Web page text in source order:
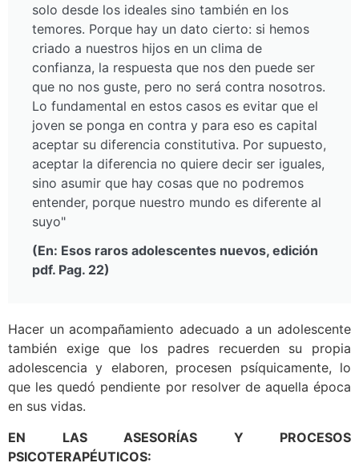
solo desde los ideales sino también en los
temores. Porque hay un dato cierto: si hemos
criado a nuestros hijos en un clima de
confianza, la respuesta que nos den puede ser
que no nos guste, pero no será contra nosotros.
Lo fundamental en estos casos es evitar que el
joven se ponga en contra y para eso es capital
aceptar su diferencia constitutiva. Por supuesto,
aceptar la diferencia no quiere decir ser iguales,
sino asumir que hay cosas que no podremos
entender, porque nuestro mundo es diferente al
suyo"
(En: Esos raros adolescentes nuevos, edición
pdf. Pag. 22)
Hacer un acompañamiento adecuado a un adolescente
también exige que los padres recuerden su propia
adolescencia y elaboren, procesen psíquicamente, lo
que les quedó pendiente por resolver de aquella época
en sus vidas.
EN LAS ASESORÍAS Y PROCESOS
PSICOTERAPÉUTICOS: